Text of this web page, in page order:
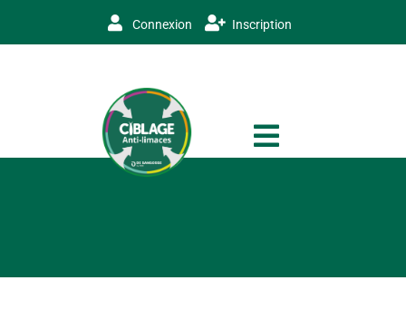
Connexion Inscription